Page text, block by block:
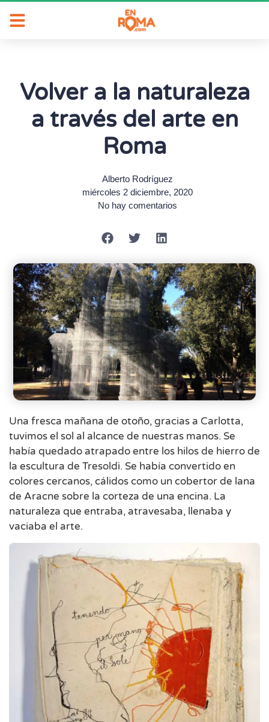
Volver a la naturaleza
a través del arte en
Roma
Alberto Rodríguez
miércoles 2 diciembre, 2020
No hay comentarios
Una fresca mañana de otoño, gracias a Carlotta,
tuvimos el sol al alcance de nuestras manos. Se
había quedado atrapado entre los hilos de hierro de
la escultura de Tresoldi. Se había convertido en
colores cercanos, cálidos como un cobertor de lana
de Aracne sobre la corteza de una encina. La
naturaleza que entraba, atravesaba, llenaba y
vaciaba el arte.